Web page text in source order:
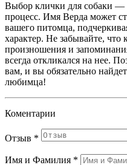
Выбор клички для собаки —
процесс. Имя Верда может
вашего питомца,
характер. Не забывайте,
произношения и
всегда откликался на нее.
вам, и вы обязательно
любимца!
Коментарии
Отзыв *
Имя и Фамилия *